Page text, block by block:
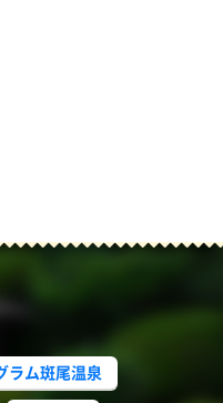
ラム斑尾温泉